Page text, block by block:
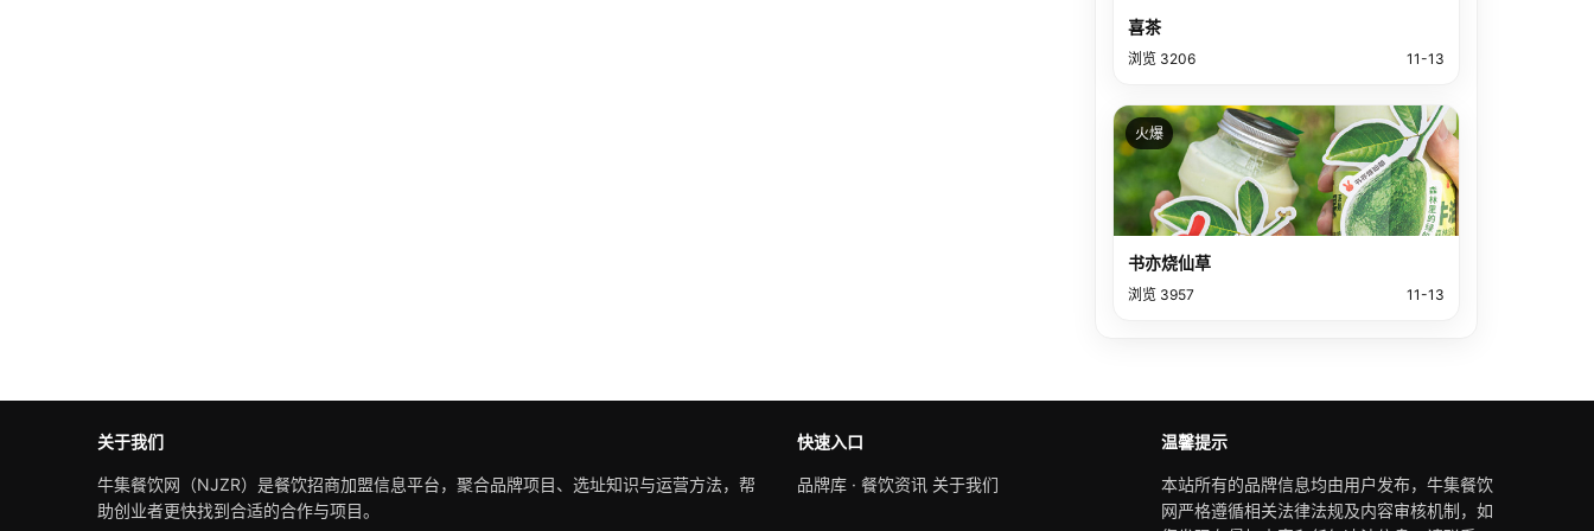
喜茶
浏览 3206 11-13
火爆
书亦烧仙草
浏览 3957 11-13
关于我们
牛集餐饮网（NJZR）是餐饮招商加盟信息平台，聚合品牌项目、选址知识与运营方法，帮
助创业者更快找到合适的合作与项目。
快速入口
品牌库 · 餐饮资讯 关于我们
温馨提示
本站所有的品牌信息均由用户发布，牛集餐饮
网严格遵循相关法律法规及内容审核机制，如